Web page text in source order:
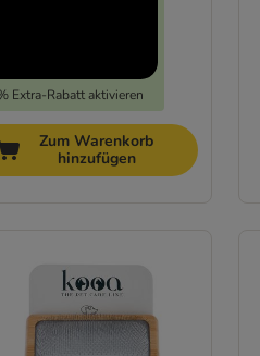
Extra-Rabatt aktivieren
Zum Warenkorb
hinzufügen